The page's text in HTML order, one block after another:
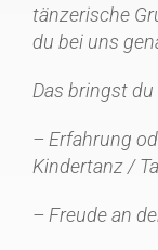
tänzerische
du bei uns
Das bringst du
– Erfahrung
Kindertanz /
– Freude an